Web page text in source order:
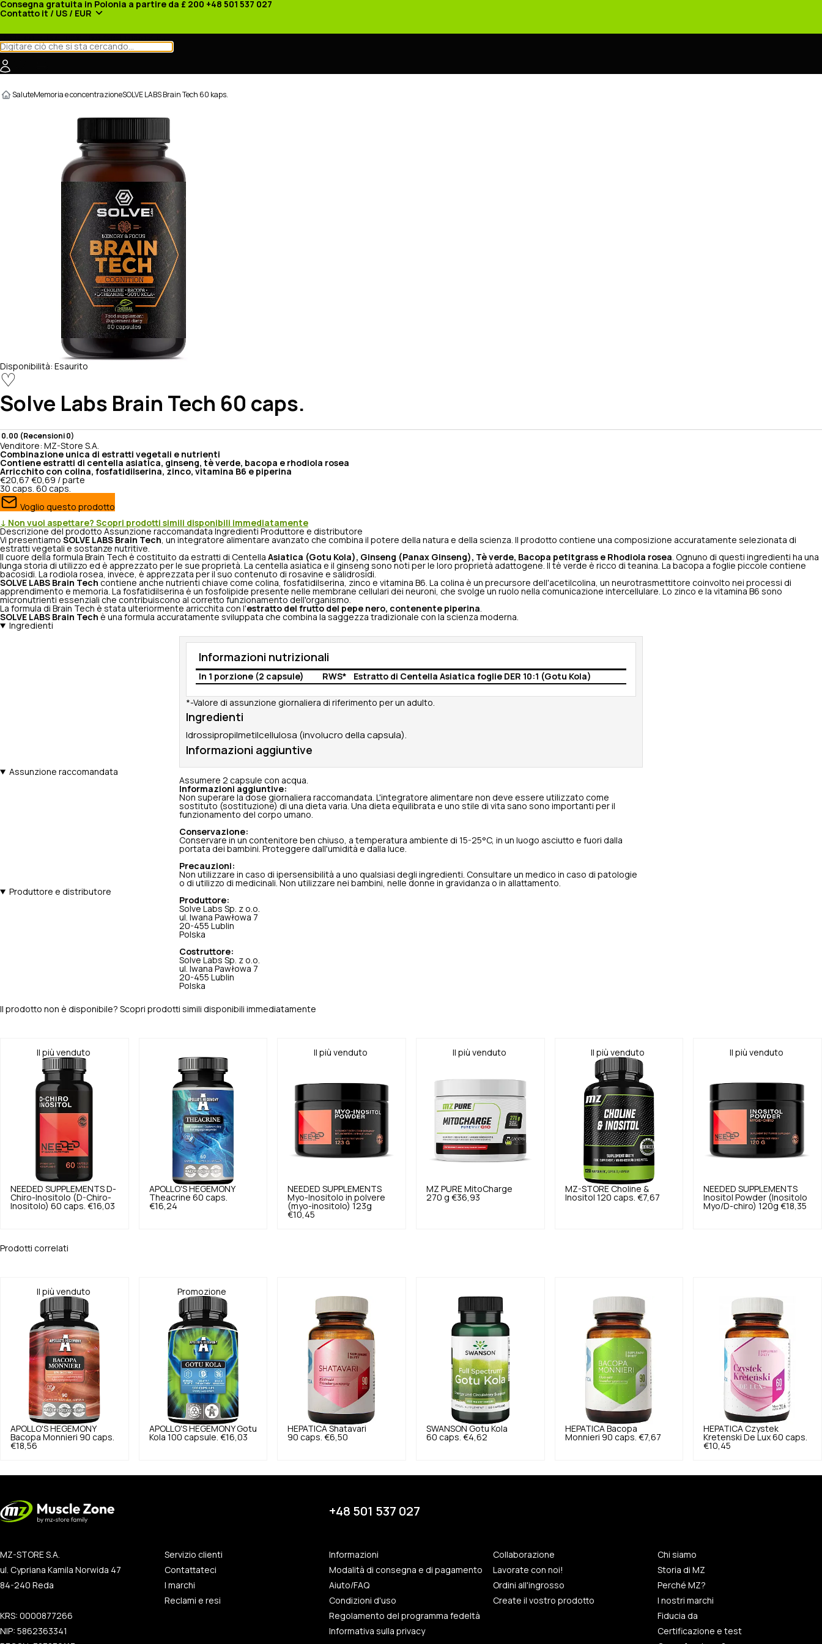
Consegna gratuita in Polonia a partire da £ 200 +48 501 537 027
Contatto it / US / EUR
SaluteMemoria e concentrazioneSOLVE LABS Brain Tech 60 kaps.
Disponibilità: Esaurito
♡
Solve Labs Brain Tech 60 caps.
0.00 (Recensioni 0)
Venditore: MZ-Store S.A.
Combinazione unica di estratti vegetali e nutrienti
Contiene estratti di centella asiatica, ginseng, tè verde, bacopa e rhodiola rosea
Arricchito con colina, fosfatidilserina, zinco, vitamina B6 e piperina
€20,67 €0,69 / parte
30 caps. 60 caps.
Voglio questo prodotto
↓ Non vuoi aspettare? Scopri prodotti simili disponibili immediatamente
Descrizione del prodotto Assunzione raccomandata Ingredienti Produttore e distributore
Vi presentiamo SOLVE LABS Brain Tech , un integratore alimentare avanzato che combina il potere della natura e della scienza. Il prodotto contiene una composizione accuratamente selezionata di
estratti vegetali e sostanze nutritive.
Il cuore della formula Brain Tech è costituito da estratti di Centella Asiatica (Gotu Kola), Ginseng (Panax Ginseng), Tè verde, Bacopa petitgrass e Rhodiola rosea . Ognuno di questi ingredienti ha una
lunga storia di utilizzo ed è apprezzato per le sue proprietà. La centella asiatica e il ginseng sono noti per le loro proprietà adattogene. Il tè verde è ricco di teanina. La bacopa a foglie piccole contiene
bacosidi. La rodiola rosea, invece, è apprezzata per il suo contenuto di rosavine e salidrosidi.
SOLVE LABS Brain Tech contiene anche nutrienti chiave come colina, fosfatidilserina, zinco e vitamina B6. La colina è un precursore dell'acetilcolina, un neurotrasmettitore coinvolto nei processi di
apprendimento e memoria. La fosfatidilserina è un fosfolipide presente nelle membrane cellulari dei neuroni, che svolge un ruolo nella comunicazione intercellulare. Lo zinco e la vitamina B6 sono
micronutrienti essenziali che contribuiscono al corretto funzionamento dell'organismo.
La formula di Brain Tech è stata ulteriormente arricchita con l'estratto del frutto del pepe nero, contenente piperina
SOLVE LABS Brain Tech è una formula accuratamente sviluppata che combina la saggezza tradizionale con la scienza moderna.
Ingredienti
Informazioni nutrizionali
In 1 porzione (2 capsule) RWS* Estratto di Centella Asiatica foglie DER 10:1 (Gotu Kola)
*-Valore di assunzione giornaliera di riferimento per un adulto.
Ingredienti
Idrossipropilmetilcellulosa (involucro della capsula).
Informazioni aggiuntive
Assunzione raccomandata
Assumere 2 capsule con acqua.
Informazioni aggiuntive:
Non superare la dose giornaliera raccomandata. L'integratore alimentare non deve essere utilizzato come
sostituto (sostituzione) di una dieta varia. Una dieta equilibrata e uno stile di vita sano sono importanti per il
funzionamento del corpo umano.
Conservazione:
Conservare in un contenitore ben chiuso, a temperatura ambiente di 15-25°C, in un luogo asciutto e fuori dalla
portata dei bambini. Proteggere dall'umidità e dalla luce.
Precauzioni:
Non utilizzare in caso di ipersensibilità a uno qualsiasi degli ingredienti. Consultare un medico in caso di patologie
o di utilizzo di medicinali. Non utilizzare nei bambini, nelle donne in gravidanza o in allattamento.
Produttore e distributore
Produttore:
Solve Labs Sp. z o.o.
ul. Iwana Pawłowa 7
20-455 Lublin
Polska
Costruttore:
Solve Labs Sp. z o.o.
ul. Iwana Pawłowa 7
20-455 Lublin
Polska
Il prodotto non è disponibile? Scopri prodotti simili disponibili immediatamente
Il più venduto
NEEDED SUPPLEMENTS D-
Chiro-Inositolo (D-Chiro-
Inositolo) 60 caps. €16,03
APOLLO'S HEGEMONY
Theacrine 60 caps.
€16,24
Il più venduto
NEEDED SUPPLEMENTS
Myo-Inositolo in polvere
(myo-inositolo) 123g
€10,45
Il più venduto
MZ PURE MitoCharge
270 g €36,93
Il più venduto
MZ-STORE Choline &
Inositol 120 caps. €7,67
Il più venduto
NEEDED SUPPLEMENTS
Inositol Powder (Inositolo
Myo/D-chiro) 120g €18,35
Prodotti correlati
Il più venduto
APOLLO'S HEGEMONY
Bacopa Monnieri 90 caps.
€18,56
Promozione
APOLLO'S HEGEMONY Gotu
Kola 100 capsule. €16,03
HEPATICA Shatavari
90 caps. €6,50
SWANSON Gotu Kola
60 caps. €4,62
HEPATICA Bacopa
Monnieri 90 caps. €7,67
HEPATICA Czystek
Kretenski De Lux 60 caps.
€10,45
+48 501 537 027
MZ-STORE S.A.
ul. Cypriana Kamila Norwida 47
84-240 Reda
KRS: 0000877266
NIP: 5862363341
Servizio clienti
Contattateci
I marchi
Reclami e resi
Informazioni
Modalità di consegna e di pagamento
Aiuto/FAQ
Condizioni d'uso
Regolamento del programma fedeltà
Informativa sulla privacy
Collaborazione
Lavorate con noi!
Ordini all'ingrosso
Create il vostro prodotto
Chi siamo
Storia di MZ
Perché MZ?
I nostri marchi
Fiducia da
Certificazione e test